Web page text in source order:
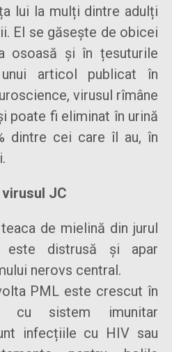
lui la mulți dintre adulți
El se găsește de obicei
osoasă și în țesuturile
articol publicat în
virusul rîmâne
poate fi eliminat în urină
dintre cei care îl au, în
JC
de mielină din jurul
este distrusă și apar
nerovs central.
PML este crescut în
cu sistem imunitar
infecțiile cu HIV sau